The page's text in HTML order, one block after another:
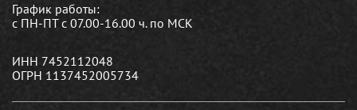
График работы:
с ПН-ПТ с 07.00-16.00 ч. по МСК
ИНН 7452112048
ОГРН 1137452005734